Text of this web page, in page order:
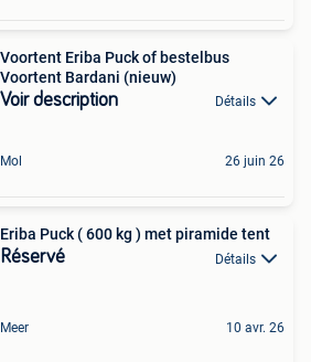
Voortent Eriba Puck of bestelbus
Voortent Bardani (nieuw)
Voir description Détails
Mol 26 juin 26
Eriba Puck ( 600 kg ) met piramide tent
Réservé Détails
Meer 10 avr. 26